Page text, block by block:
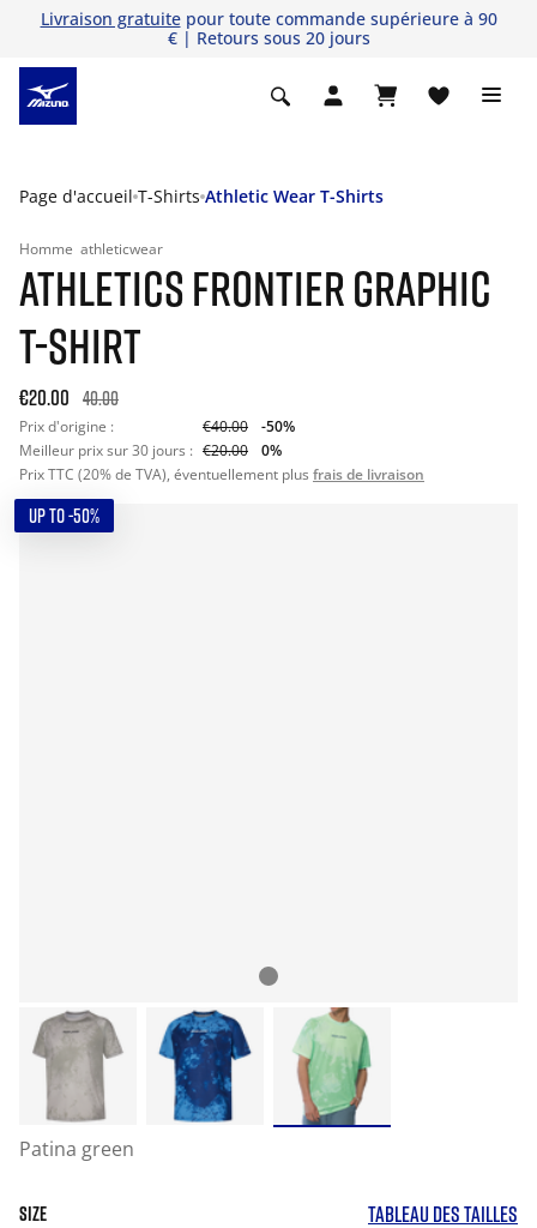
Livraison gratuitepour toute commande supérieure à 90
€ | Retours sous 20 jours
Page d'accueil T-Shirts Athletic Wear T-Shirts
Homme athleticwear
ATHLETICS FRONTIER GRAPHIC
T-SHIRT
€20.00 40.00
Prix d'origine : €40.00
-50%
Meilleur prix sur 30 jours : €20.00
0%
Prix TTC (20% de TVA), éventuellement plus frais de livraison
UP TO -50%
Patina green
SIZE TABLEAU DES TAILLES